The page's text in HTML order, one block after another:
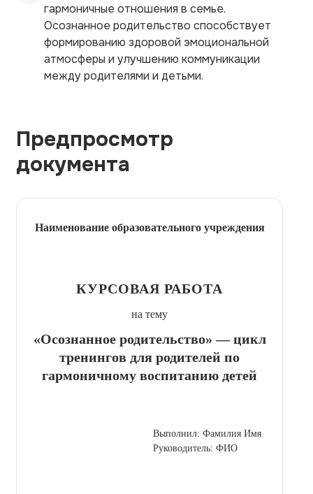
гармоничные отношения в семье.
Осознанное родительство способствует
формированию здоровой эмоциональной
атмосферы и улучшению коммуникации
между родителями и детьми.
Предпросмотр
документа
Наименование образовательного учреждения
КУРСОВАЯ РАБОТА
на тему
«Осознанное родительство» — цикл
тренингов для родителей по
гармоничному воспитанию детей
Выполнил: Фамилия Имя
Руководитель: ФИО